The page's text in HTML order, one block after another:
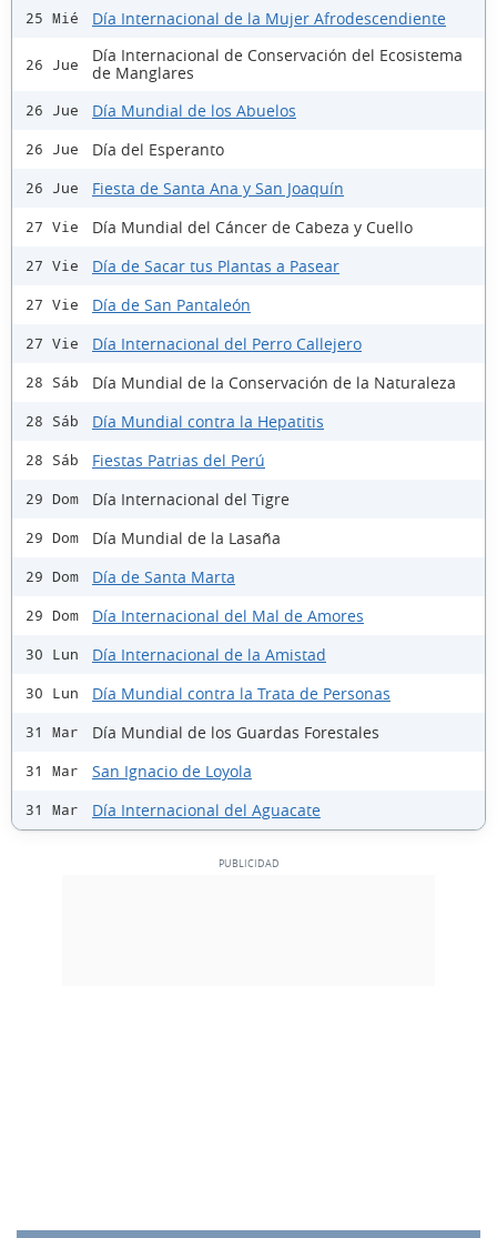
25 Mié Día Internacional de la Mujer Afrodescendiente
26 Jue
Día Internacional de Conservación del Ecosistema
de Manglares
26 Jue Día Mundial de los Abuelos
26 Jue Día del Esperanto
26 Jue Fiesta de Santa Ana y San Joaquín
27 Vie Día Mundial del Cáncer de Cabeza y Cuello
27 Vie Día de Sacar tus Plantas a Pasear
27 Vie Día de San Pantaleón
27 Vie Día Internacional del Perro Callejero
28 Sáb Día Mundial de la Conservación de la Naturaleza
28 Sáb Día Mundial contra la Hepatitis
28 Sáb Fiestas Patrias del Perú
29 Dom Día Internacional del Tigre
29 Dom Día Mundial de la Lasaña
29 Dom Día de Santa Marta
29 Dom Día Internacional del Mal de Amores
30 Lun Día Internacional de la Amistad
30 Lun Día Mundial contra la Trata de Personas
31 Mar Día Mundial de los Guardas Forestales
31 Mar San Ignacio de Loyola
31 Mar Día Internacional del Aguacate